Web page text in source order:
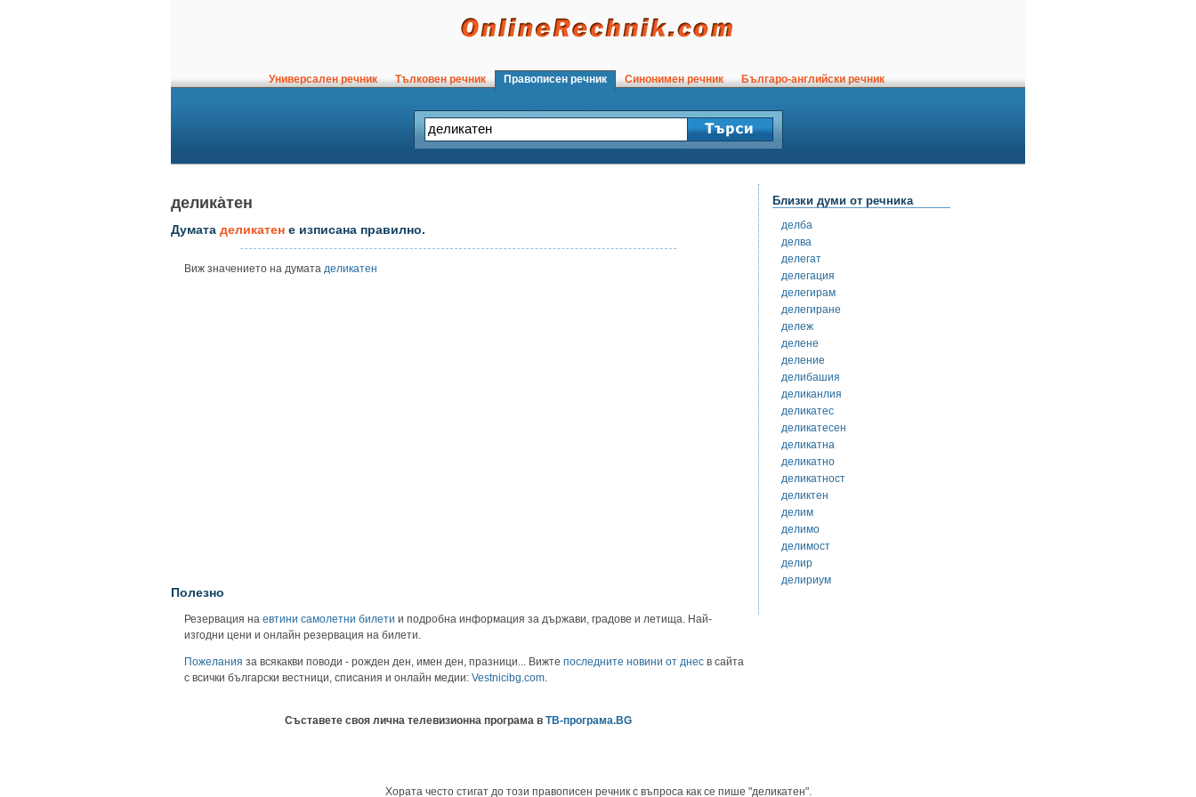
Универсален речник Тълковен речник Правописен речник Синонимен речник Българо-английски речник
делика̀тен
Думата деликатен е изписана правилно.
Виж значението на думата деликатен
Полезно
Резервация на евтини самолетни билети и подробна информация за държави, градове и летища. Най-
изгодни цени и онлайн резервация на билети.
Пожелания за всякакви поводи - рожден ден, имен ден, празници... Вижте последните новини от днес в сайта
с всички български вестници, списания и онлайн медии: Vestnicibg.com.
Съставете своя лична телевизионна програма в ТВ-програма.BG
Близки думи от речника
делба
делва
делегат
делегация
делегирам
делегиране
дележ
делене
деление
делибашия
деликанлия
деликатес
деликатесен
деликатна
деликатно
деликатност
деликтен
делим
делимо
делимост
делир
делириум
Хората често стигат до този правописен речник с въпроса как се пише "деликатен".